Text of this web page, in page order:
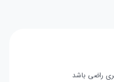
راضی باشد